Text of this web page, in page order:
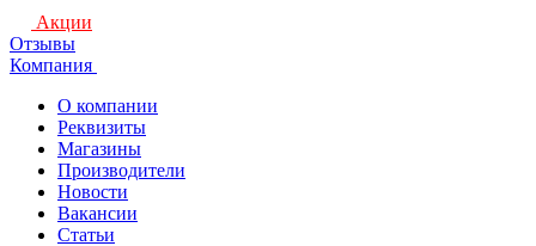
Акции
Отзывы
Компания
О компании
Реквизиты
Магазины
Производители
Новости
Вакансии
Статьи